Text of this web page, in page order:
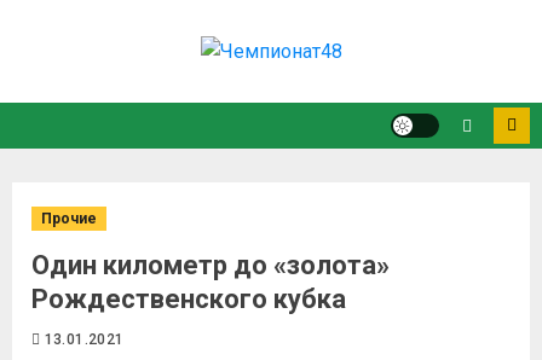
Прочие
Один километр до «золота»
Рождественского кубка
13.01.2021